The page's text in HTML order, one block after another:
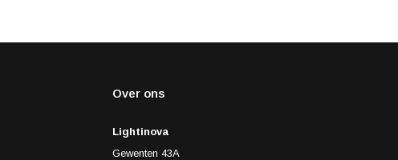
Over ons
Lightinova
Gewenten 43A